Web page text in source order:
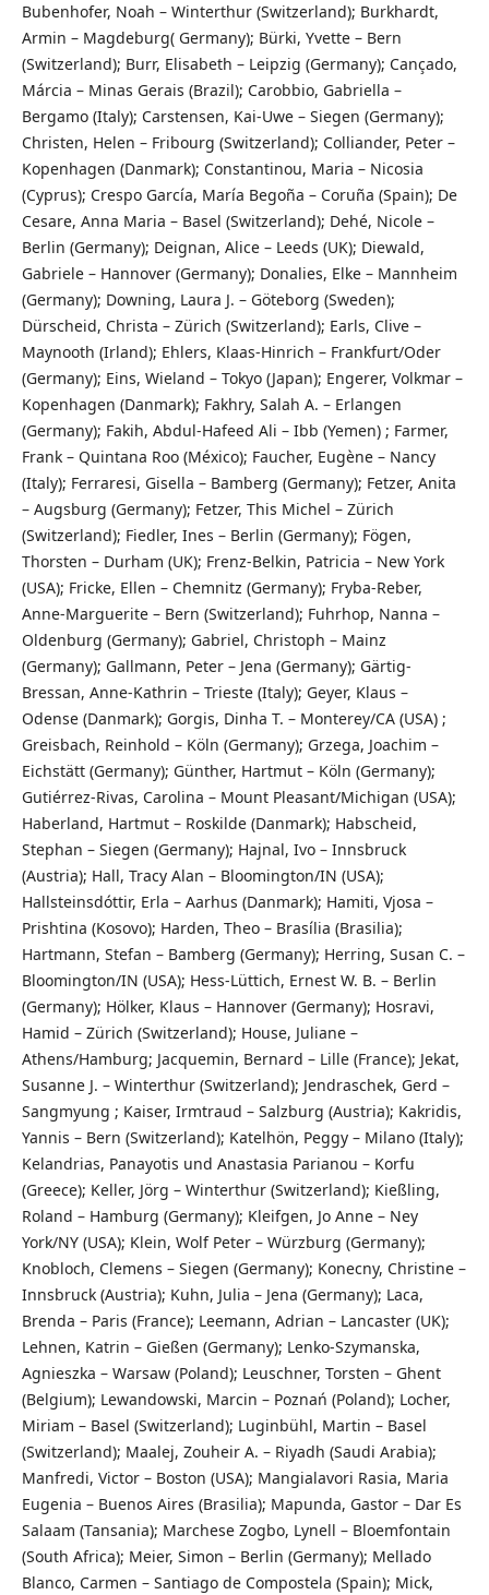
Bubenhofer, Noah – Winterthur (Switzerland); Burkhardt,
Armin – Magdeburg( Germany); Bürki, Yvette – Bern
(Switzerland); Burr, Elisabeth – Leipzig (Germany); Cançado,
Márcia – Minas Gerais (Brazil); Carobbio, Gabriella –
Bergamo (Italy); Carstensen, Kai-Uwe – Siegen (Germany);
Christen, Helen – Fribourg (Switzerland); Colliander, Peter –
Kopenhagen (Danmark); Constantinou, Maria – Nicosia
(Cyprus); Crespo García, María Begoña – Coruña (Spain); De
Cesare, Anna Maria – Basel (Switzerland); Dehé, Nicole –
Berlin (Germany); Deignan, Alice – Leeds (UK); Diewald,
Gabriele – Hannover (Germany); Donalies, Elke – Mannheim
(Germany); Downing, Laura J. – Göteborg (Sweden);
Dürscheid, Christa – Zürich (Switzerland); Earls, Clive –
Maynooth (Irland); Ehlers, Klaas-Hinrich – Frankfurt/Oder
(Germany); Eins, Wieland – Tokyo (Japan); Engerer, Volkmar –
Kopenhagen (Danmark); Fakhry, Salah A. – Erlangen
(Germany); Fakih, Abdul-Hafeed Ali – Ibb (Yemen) ; Farmer,
Frank – Quintana Roo (México); Faucher, Eugène – Nancy
(Italy); Ferraresi, Gisella – Bamberg (Germany); Fetzer, Anita
– Augsburg (Germany); Fetzer, This Michel – Zürich
(Switzerland); Fiedler, Ines – Berlin (Germany); Fögen,
Thorsten – Durham (UK); Frenz-Belkin, Patricia – New York
(USA); Fricke, Ellen – Chemnitz (Germany); Fryba-Reber,
Anne-Marguerite – Bern (Switzerland); Fuhrhop, Nanna –
Oldenburg (Germany); Gabriel, Christoph – Mainz
(Germany); Gallmann, Peter – Jena (Germany); Gärtig-
Bressan, Anne-Kathrin – Trieste (Italy); Geyer, Klaus –
Odense (Danmark); Gorgis, Dinha T. – Monterey/CA (USA) ;
Greisbach, Reinhold – Köln (Germany); Grzega, Joachim –
Eichstätt (Germany); Günther, Hartmut – Köln (Germany);
Gutiérrez-Rivas, Carolina – Mount Pleasant/Michigan (USA);
Haberland, Hartmut – Roskilde (Danmark); Habscheid,
Stephan – Siegen (Germany); Hajnal, Ivo – Innsbruck
(Austria); Hall, Tracy Alan – Bloomington/IN (USA);
Hallsteinsdóttir, Erla – Aarhus (Danmark); Hamiti, Vjosa –
Prishtina (Kosovo); Harden, Theo – Brasília (Brasilia);
Hartmann, Stefan – Bamberg (Germany); Herring, Susan C. –
Bloomington/IN (USA); Hess-Lüttich, Ernest W. B. – Berlin
(Germany); Hölker, Klaus – Hannover (Germany); Hosravi,
Hamid – Zürich (Switzerland); House, Juliane –
Athens/Hamburg; Jacquemin, Bernard – Lille (France); Jekat,
Susanne J. – Winterthur (Switzerland); Jendraschek, Gerd –
Sangmyung ; Kaiser, Irmtraud – Salzburg (Austria); Kakridis,
Yannis – Bern (Switzerland); Katelhön, Peggy – Milano (Italy);
Kelandrias, Panayotis und Anastasia Parianou – Korfu
(Greece); Keller, Jörg – Winterthur (Switzerland); Kießling,
Roland – Hamburg (Germany); Kleifgen, Jo Anne – Ney
York/NY (USA); Klein, Wolf Peter – Würzburg (Germany);
Knobloch, Clemens – Siegen (Germany); Konecny, Christine –
Innsbruck (Austria); Kuhn, Julia – Jena (Germany); Laca,
Brenda – Paris (France); Leemann, Adrian – Lancaster (UK);
Lehnen, Katrin – Gießen (Germany); Lenko-Szymanska,
Agnieszka – Warsaw (Poland); Leuschner, Torsten – Ghent
(Belgium); Lewandowski, Marcin – Poznań (Poland); Locher,
Miriam – Basel (Switzerland); Luginbühl, Martin – Basel
(Switzerland); Maalej, Zouheir A. – Riyadh (Saudi Arabia);
Manfredi, Victor – Boston (USA); Mangialavori Rasia, Maria
Eugenia – Buenos Aires (Brasilia); Mapunda, Gastor – Dar Es
Salaam (Tansania); Marchese Zogbo, Lynell – Bloemfontain
(South Africa); Meier, Simon – Berlin (Germany); Mellado
Blanco, Carmen – Santiago de Compostela (Spain); Mick,